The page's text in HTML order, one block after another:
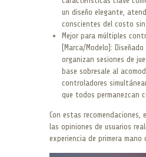
un diseño elegante,
conscientes del costo
Mejor para múltiples
[Marca/Modelo]:
organizan sesiones de
base sobresale al
controladores
que todos permanezcan
Con estas recomendaciones,
las opiniones de usuarios
experiencia de primera mano